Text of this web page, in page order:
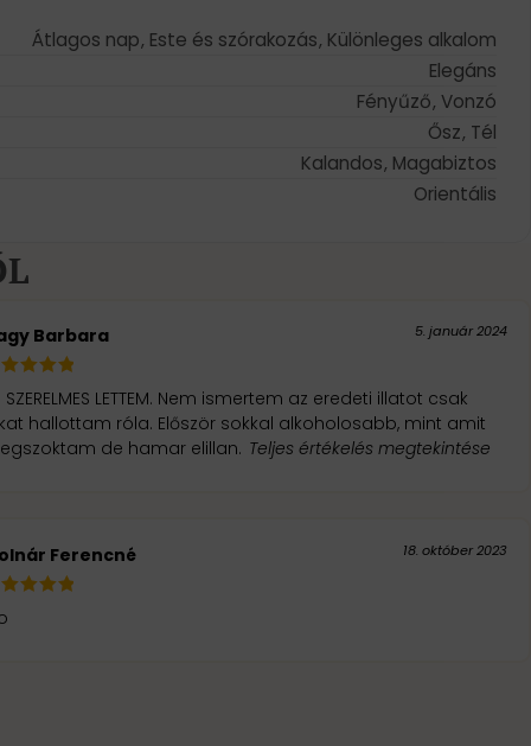
Átlagos nap, Este és szórakozás, Különleges alkalom
Elegáns
Fényűző, Vonzó
Ősz, Tél
Kalandos, Magabiztos
Orientális
Barbara 5. január 2024
SZERELMES LETTEM. Nem ismertem az eredeti illatot csak
róla. Először sokkal alkoholosabb, mint amit
de hamar elillan. Teljes értékelés megtekintése
Ferencné 18. október 2023